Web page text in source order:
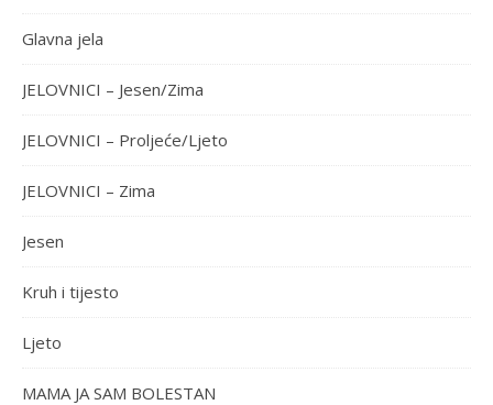
Glavna jela
JELOVNICI – Jesen/Zima
JELOVNICI – Proljeće/Ljeto
JELOVNICI – Zima
Jesen
Kruh i tijesto
Ljeto
MAMA JA SAM BOLESTAN